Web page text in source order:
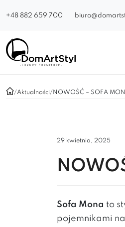
+48 882 659 700
/Aktualności/ NOWOŚĆ – SOFA
29 kwietnia, 2025
Sofa Mona to
pojemnikami